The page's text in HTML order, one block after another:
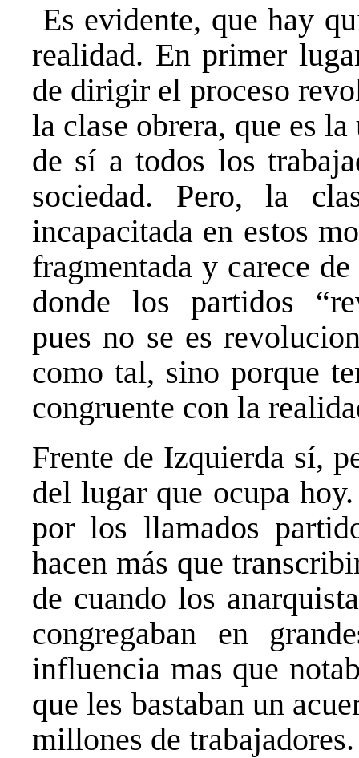
Es evidente, que hay
realidad. En primer
de dirigir el proceso
la clase obrera, que es
de sí a todos los
sociedad. Pero, la
incapacitada en estos
fragmentada y carece
donde los partidos
pues no se es
como tal, sino porque
congruente con la
Frente de Izquierda sí,
del lugar que ocupa
por los llamados
hacen más que
de cuando los
congregaban en
influencia mas que
que les bastaban un
millones de trabajadores.